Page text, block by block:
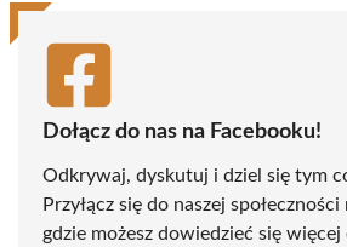
Dołącz do nas na Facebooku!
Odkrywaj, dyskutuj i dziel się tym
Przyłącz się do naszej
gdzie możesz dowiedzieć się